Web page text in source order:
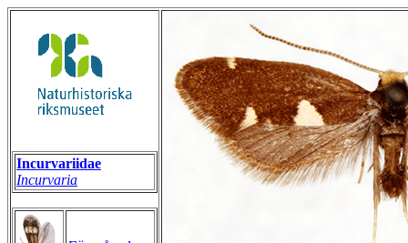
Incurvariidae
Incurvaria